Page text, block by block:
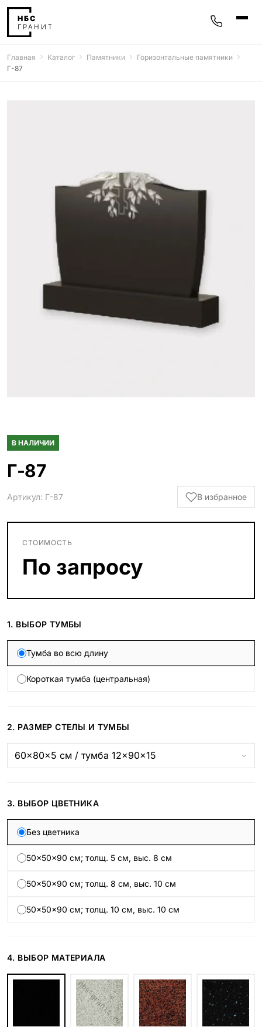
Фотокерамика
Надгробные плиты
30 моделей
Благоустройство
42 модели
Гранитные ограды
15 моделей
Металлические ограды
Наши работы
145 моделей
Главная Каталог Памятники
Горизонтальные памятники
Г-87
В НАЛИЧИИ
Г-87
Артикул: Г-87 В избранное
СТОИМОСТЬ
По запросу
1. ВЫБОР ТУМБЫ
Тумба во всю длину
Короткая тумба (центральная)
2. РАЗМЕР СТЕЛЫ И ТУМБЫ
3. ВЫБОР ЦВЕТНИКА
Без цветника
50×50×90 см; толщ. 5 см, выс. 8 см
50×50×90 см; толщ. 8 см, выс. 10 см
50×50×90 см; толщ. 10 см, выс. 10 см
4. ВЫБОР МАТЕРИАЛА